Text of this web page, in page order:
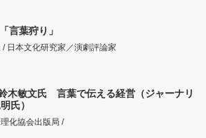
言葉狩り」
/ 日本文化研究家／演劇評論家
鈴木敏文氏 言葉で伝える経営（ジャーナリ
氏）
化協会出版局 /